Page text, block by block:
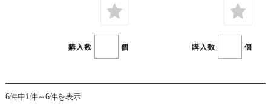
購入数 個 購入数 個
6件中1件～6件を表示